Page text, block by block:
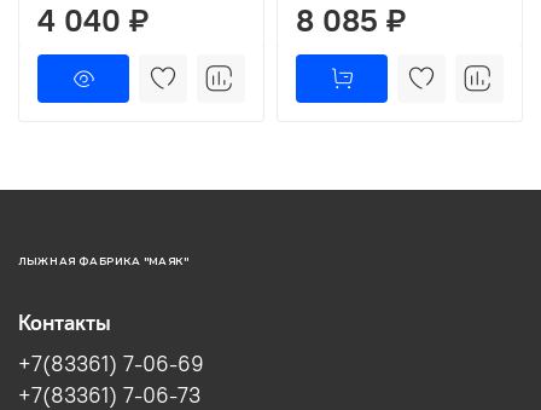
4 040 ₽ 8 085 ₽
ЛЫЖНАЯ ФАБРИКА "МАЯК"
Контакты
+7(83361) 7-06-69
+7(83361) 7-06-73